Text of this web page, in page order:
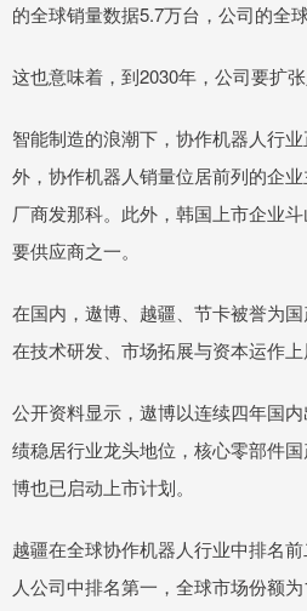
的全球销量数据5.7万台，公司的全
这也意味着，到2030年，公司要扩
智能制造的浪潮下，协作机器人行
外，协作机器人销量位居前列的企
厂商发那科。此外，韩国上市企业
要供应商之一。
在国内，遨博、越疆、节卡被誉为
在技术研发、市场拓展与资本运作上
公开资料显示，遨博以连续四年国
绩稳居行业龙头地位，核心零部件
博也已启动上市计划。
越疆在全球协作机器人行业中排名
人公司中排名第一，全球市场份额